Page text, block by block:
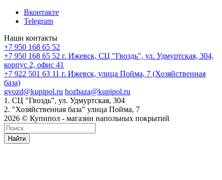
Вконтакте
Telegram
Наши контакты
+7 950 168 65 52
+7 950 168 65 52 г. Ижевск, СЦ "Гвоздь", ул. Удмуртская, 304,
корпус 2, офис 41
+7 922 501 63 11 г. Ижевск, улица Пойма, 7 (Хозяйственная
база)
gvozd@kupipol.ru hozbaza@kupipol.ru
1. СЦ "Гвоздь", ул. Удмуртская, 304
2. "Хозяйственная база" улица Пойма, 7
2026 © Купипол - магазин напольных покрытий
Найти